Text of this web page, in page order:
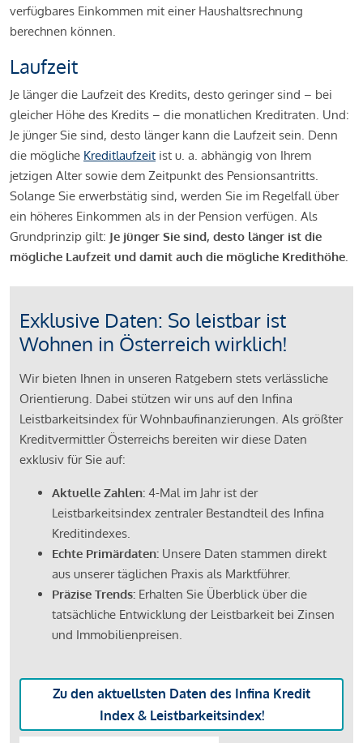
verfügbares Einkommen mit einer Haushaltsrechnung
berechnen können.
Laufzeit
Je länger die Laufzeit des Kredits, desto geringer sind – bei
gleicher Höhe des Kredits – die monatlichen Kreditraten. Und:
Je jünger Sie sind, desto länger kann die Laufzeit sein. Denn
die mögliche Kreditlaufzeit ist u. a. abhängig von Ihrem
jetzigen Alter sowie dem Zeitpunkt des Pensionsantritts.
Solange Sie erwerbstätig sind, werden Sie im Regelfall über
ein höheres Einkommen als in der Pension verfügen. Als
Grundprinzip gilt: Je jünger Sie sind, desto länger ist die
mögliche Laufzeit und damit auch die mögliche Kredithöhe.
Exklusive Daten: So leistbar ist
Wohnen in Österreich wirklich!
Wir bieten Ihnen in unseren Ratgebern stets verlässliche
Orientierung. Dabei stützen wir uns auf den Infina
Leistbarkeitsindex für Wohnbaufinanzierungen. Als größter
Kreditvermittler Österreichs bereiten wir diese Daten
exklusiv für Sie auf:
Aktuelle Zahlen: 4-Mal im Jahr ist der
Leistbarkeitsindex zentraler Bestandteil des Infina
Kreditindexes.
Echte Primärdaten: Unsere Daten stammen direkt
aus unserer täglichen Praxis als Marktführer.
Präzise Trends: Erhalten Sie Überblick über die
tatsächliche Entwicklung der Leistbarkeit bei Zinsen
und Immobilienpreisen.
Zu den aktuellsten Daten des Infina Kredit
Index & Leistbarkeitsindex!